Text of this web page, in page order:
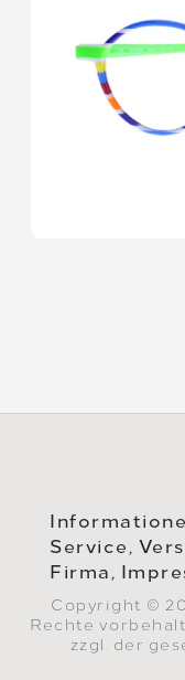
Service,
Firma,
Copyright ©
Rechte
zzgl. der